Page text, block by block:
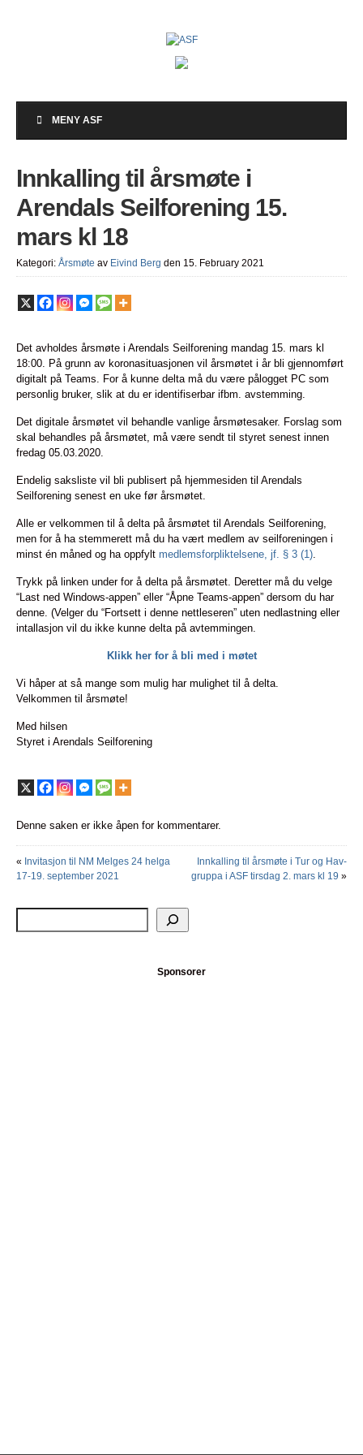
MENY ASF
Innkalling til årsmøte i
Arendals Seilforening 15.
mars kl 18
Kategori: Årsmøte av Eivind Berg den 15. February 2021
Det avholdes årsmøte i Arendals Seilforening mandag 15. mars kl
18:00. På grunn av koronasituasjonen vil årsmøtet i år bli gjennomført
digitalt på Teams. For å kunne delta må du være pålogget PC som
personlig bruker, slik at du er identifiserbar ifbm. avstemming.
Det digitale årsmøtet vil behandle vanlige årsmøtesaker. Forslag som
skal behandles på årsmøtet, må være sendt til styret senest innen
fredag 05.03.2020.
Endelig saksliste vil bli publisert på hjemmesiden til Arendals
Seilforening senest en uke før årsmøtet.
Alle er velkommen til å delta på årsmøtet til Arendals Seilforening,
men for å ha stemmerett må du ha vært medlem av seilforeningen i
minst én måned og ha oppfylt medlemsforpliktelsene, jf. § 3 (1).
Trykk på linken under for å delta på årsmøtet. Deretter må du velge
“Last ned Windows-appen” eller “Åpne Teams-appen” dersom du har
denne. (Velger du “Fortsett i denne nettleseren” uten nedlastning eller
intallasjon vil du ikke kunne delta på avtemmingen.
Klikk her for å bli med i møtet
Vi håper at så mange som mulig har mulighet til å delta.
Velkommen til årsmøte!
Med hilsen
Styret i Arendals Seilforening
Denne saken er ikke åpen for kommentarer.
« Invitasjon til NM Melges 24 helga
17-19. september 2021
Innkalling til årsmøte i Tur og Hav-
gruppa i ASF tirsdag 2. mars kl 19 »
Sponsorer